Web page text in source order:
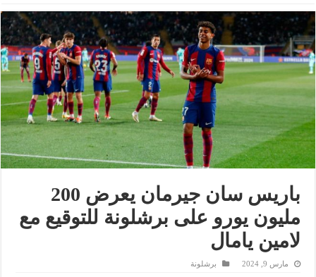
باريس سان جيرمان يعرض 200
مليون يورو على برشلونة للتوقيع مع
لامين يامال
مارس 9, 2024 برشلونة